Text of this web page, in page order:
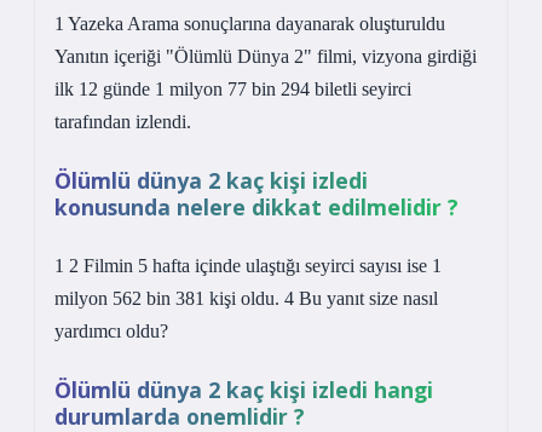
1 Yazeka Arama sonuçlarına dayanarak oluşturuldu
Yanıtın içeriği "Ölümlü Dünya 2" filmi, vizyona girdiği
ilk 12 günde 1 milyon 77 bin 294 biletli seyirci
tarafından izlendi.
Ölümlü dünya 2 kaç kişi izledi
konusunda nelere dikkat edilmelidir ?
1 2 Filmin 5 hafta içinde ulaştığı seyirci sayısı ise 1
milyon 562 bin 381 kişi oldu. 4 Bu yanıt size nasıl
yardımcı oldu?
Ölümlü dünya 2 kaç kişi izledi hangi
durumlarda onemlidir ?